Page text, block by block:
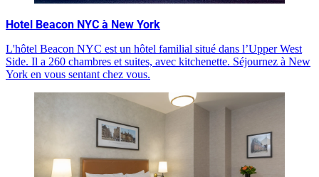
Hotel Beacon NYC à New York
L'hôtel Beacon NYC est un hôtel familial situé dans l’Upper West
Side. Il a 260 chambres et suites, avec kitchenette. Séjournez à New
York en vous sentant chez vous.